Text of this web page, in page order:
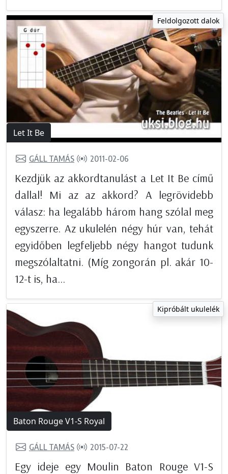
Feldolgozott dalok
Let It Be
GÁLL TAMÁS 2011-02-06
Kezdjük az akkordtanulást a Let It Be című
dallal! Mi az az akkord? A legrövidebb
válasz: ha legalább három hang szólal meg
egyszerre. Az ukulelén négy húr van, tehát
egyidőben legfeljebb négy hangot tudunk
megszólaltatni. (Míg zongorán pl. akár 10-
12-t is, ha...
Kipróbált ukulelék
Baton Rouge V1-S Royal
GÁLL TAMÁS 2015-07-22
Egy ideje egy Moulin Baton Rouge V1-S